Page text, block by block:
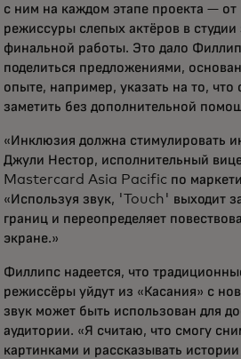
с ним на каждом этапе проекта —
режиссуры слепых актёров в
финальной работы. Это дало
поделиться предложениями,
опыте, например, указать на то,
заметить без дополнительной
«Инклюзия должна стимулировать
Джули Нестор, исполнительный
Mastercard Asia Pacific по
«Используя звук, 'Touch' выходит
границ и переопределяет
экране.»
Филлипс надеется, что
режиссёры уйдут из «Касания» с
звук может быть использован для
аудитории. «Я считаю, что смогу
картинками и рассказывать